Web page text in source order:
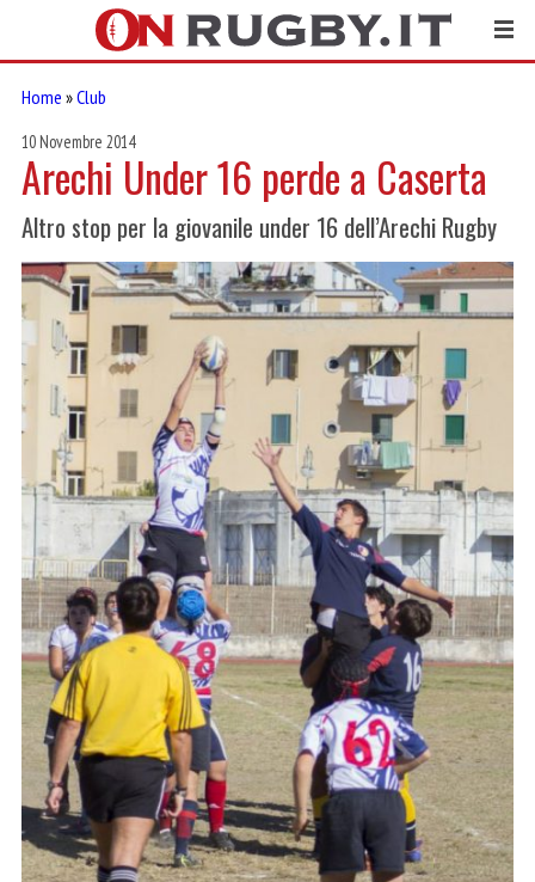
Home »Club
10 Novembre 2014
Arechi Under 16 perde a Caserta
Altro stop per la giovanile under 16 dell’Arechi Rugby